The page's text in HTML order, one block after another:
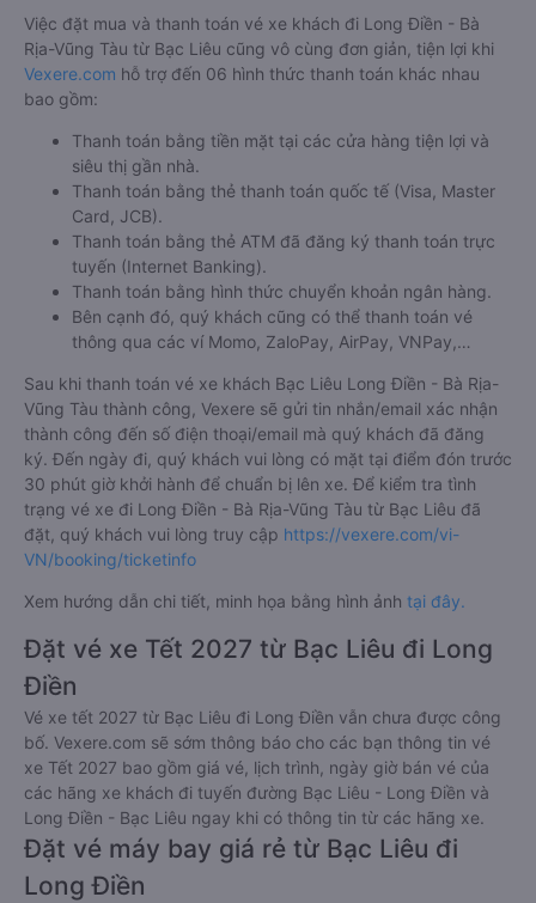
Việc đặt mua và thanh toán vé xe khách đi Long Điền - Bà
Rịa-Vũng Tàu từ Bạc Liêu cũng vô cùng đơn giản, tiện lợi khi
Vexere.com hỗ trợ đến 06 hình thức thanh toán khác nhau
bao gồm:
Thanh toán bằng tiền mặt tại các cửa hàng tiện lợi và
siêu thị gần nhà.
Thanh toán bằng thẻ thanh toán quốc tế (Visa, Master
Card, JCB).
Thanh toán bằng thẻ ATM đã đăng ký thanh toán trực
tuyến (Internet Banking).
Thanh toán bằng hình thức chuyển khoản ngân hàng.
Bên cạnh đó, quý khách cũng có thể thanh toán vé
thông qua các ví Momo, ZaloPay, AirPay, VNPay,…
Sau khi thanh toán vé xe khách Bạc Liêu Long Điền - Bà Rịa-
Vũng Tàu thành công, Vexere sẽ gửi tin nhắn/email xác nhận
thành công đến số điện thoại/email mà quý khách đã đăng
ký. Đến ngày đi, quý khách vui lòng có mặt tại điểm đón trước
30 phút giờ khởi hành để chuẩn bị lên xe. Để kiểm tra tình
trạng vé xe đi Long Điền - Bà Rịa-Vũng Tàu từ Bạc Liêu đã
đặt, quý khách vui lòng truy cập https://vexere.com/vi-
VN/booking/ticketinfo
Xem hướng dẫn chi tiết, minh họa bằng hình ảnh tại đây.
Đặt vé xe Tết 2027 từ Bạc Liêu đi Long
Điền
Vé xe tết 2027 từ Bạc Liêu đi Long Điền vẫn chưa được công
bố. Vexere.com sẽ sớm thông báo cho các bạn thông tin vé
xe Tết 2027 bao gồm giá vé, lịch trình, ngày giờ bán vé của
các hãng xe khách đi tuyến đường Bạc Liêu - Long Điền và
Long Điền - Bạc Liêu ngay khi có thông tin từ các hãng xe.
Đặt vé máy bay giá rẻ từ Bạc Liêu đi
Long Điền